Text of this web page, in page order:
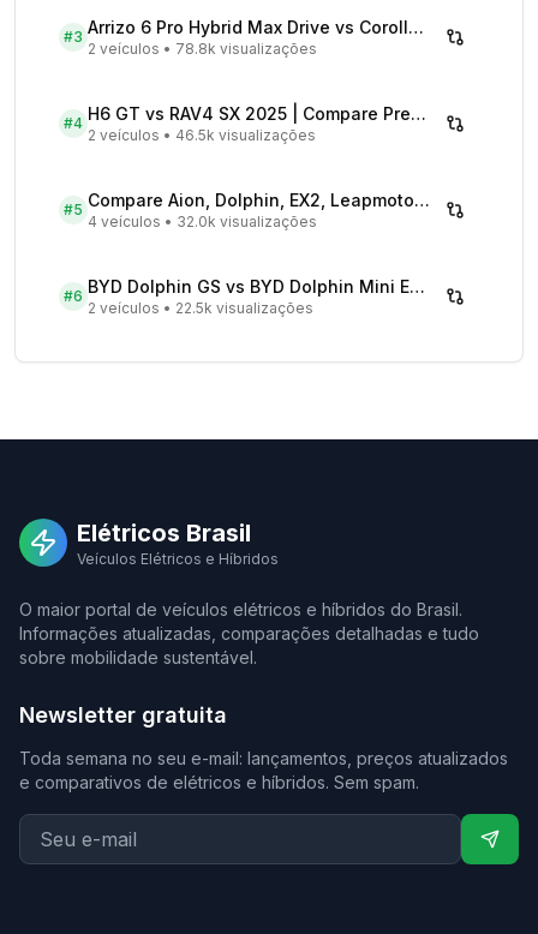
#3 Arrizo 6 Pro Hybrid Max Drive vs Corolla Cross XRX Hybrid - Comparativo Completo
2 veículos • 78.8k visualizações
#4 H6 GT vs RAV4 SX 2025 | Compare Preços
2 veículos • 46.5k visualizações
#5 Compare Aion, Dolphin, EX2, Leapmotor 2026 | Veículos Elétricos
4 veículos • 32.0k visualizações
#6 BYD Dolphin GS vs BYD Dolphin Mini EV - Comparativo Completo
2 veículos • 22.5k visualizações
Elétricos Brasil
Veículos Elétricos e Híbridos
O maior portal de veículos elétricos e híbridos do Brasil.
Informações atualizadas, comparações detalhadas e tudo
sobre mobilidade sustentável.
Newsletter gratuita
Toda semana no seu e-mail: lançamentos, preços atualizados
e comparativos de elétricos e híbridos. Sem spam.